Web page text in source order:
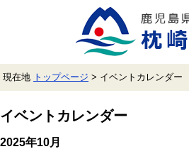
で
ば
本
へ
現在地 トップページ > イベントカレンダー
イベントカレンダー
2025年10月